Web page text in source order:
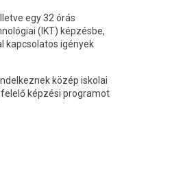
egy 32 órás
(IKT) képzésbe,
kapcsolatos igények
közép iskolai
képzési programot